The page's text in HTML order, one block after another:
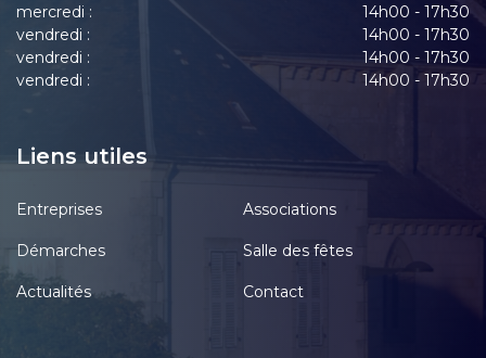
mercredi :
14h00 - 17h30
vendredi :
14h00 - 17h30
vendredi :
14h00 - 17h30
vendredi :
14h00 - 17h30
Liens utiles
Entreprises Associations
Démarches Salle des fêtes
Actualités Contact